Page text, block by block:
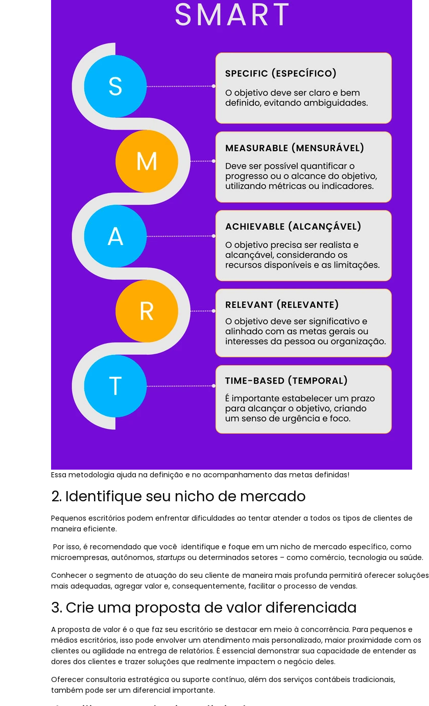
Essa metodologia ajuda na definição e no acompanhamento das metas definidas!
2. Identifique seu nicho de mercado
Pequenos escritórios podem enfrentar dificuldades ao tentar atender a todos os tipos de clientes de
maneira eficiente.
Por isso, é recomendado que você identifique e foque em um nicho de mercado específico, como
microempresas, autônomos, startups ou determinados setores – como comércio, tecnologia ou saúde.
Conhecer o segmento de atuação do seu cliente de maneira mais profunda permitirá oferecer soluções
mais adequadas, agregar valor e, consequentemente, facilitar o processo de vendas.
3. Crie uma proposta de valor diferenciada
A proposta de valor é o que faz seu escritório se destacar em meio à concorrência. Para pequenos e
médios escritórios, isso pode envolver um atendimento mais personalizado, maior proximidade com os
clientes ou agilidade na entrega de relatórios. É essencial demonstrar sua capacidade de entender as
dores dos clientes e trazer soluções que realmente impactem o negócio deles.
Oferecer consultoria estratégica ou suporte contínuo, além dos serviços contábeis tradicionais,
também pode ser um diferencial importante.